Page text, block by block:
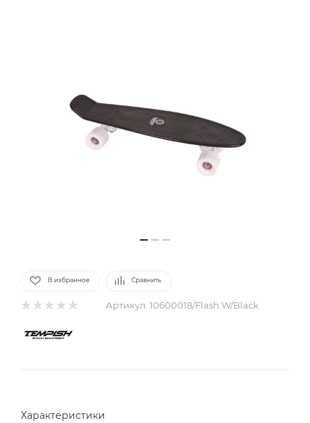
В избранное Сравнить
Артикул: 10600018/Flash W/Black
Характеристики